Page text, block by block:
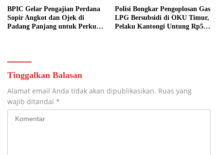
BPIC Gelar Pengajian Perdana
Sopir Angkot dan Ojek di
Padang Panjang untuk Perkuat
Polisi Bongkar Pengoplosan Gas
LPG Bersubsidi di OKU Timur,
Pelaku Kantongi Untung Rp50
Tinggalkan Balasan
Alamat email Anda tidak akan dipublikasikan. Ruas yang
wajib ditandai *